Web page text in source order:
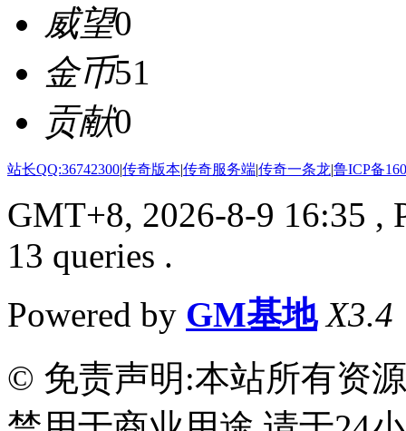
威望0
金币51
贡献0
站长QQ:36742300|传奇版本|传奇服务端|传奇一条龙|鲁ICP备
GMT+8, 2026-8-9 16:35 ,
13 queries .
Powered by GM基地 X3.4
© 免责声明:本站所有资